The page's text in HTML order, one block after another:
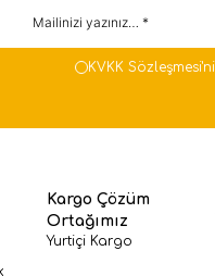
KVKK Sözleşmesi'ni
Kargo Çözüm
Ortağımız
Yurtiçi Kargo